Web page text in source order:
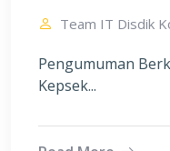
Team IT Disdik
Pengumuman
Kepsek...